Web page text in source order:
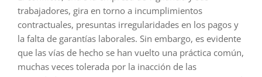
trabajadores, gira en torno a incumplimientos
contractuales, presuntas irregularidades en los pagos y
la falta de garantías laborales. Sin embargo, es evidente
que las vías de hecho se han vuelto una práctica común,
muchas veces tolerada por la inacción de las